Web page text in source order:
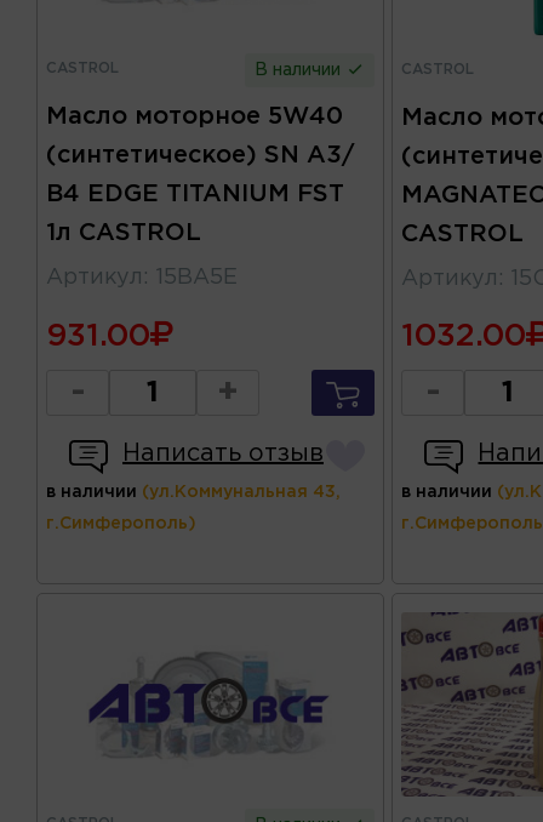
CASTROL В наличии
Масло моторное 5W40
(синтетическое) SN А3/
В4 EDGE TITANIUM FST
1л CASTROL
Артикул : 15BA5E
931.00
- +
Написать отзыв
в наличии (ул.Коммунальная 43,
г.Симферополь)
CASTROL
Масло
CASTROL
Артикул :
1032.00
-
в наличии